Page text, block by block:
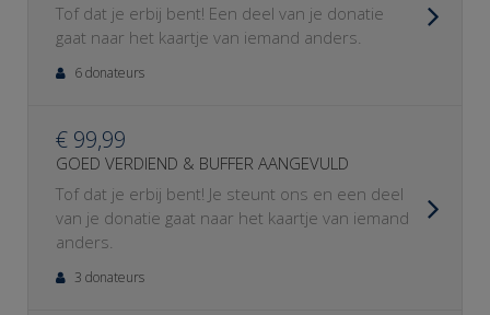
Tof dat je erbij bent! Een deel van je donatie
gaat naar het kaartje van iemand anders.
6 donateurs
€ 99,99
GOED VERDIEND & BUFFER AANGEVULD
Tof dat je erbij bent! Je steunt ons en een deel
van je donatie gaat naar het kaartje van iemand
anders.
3 donateurs